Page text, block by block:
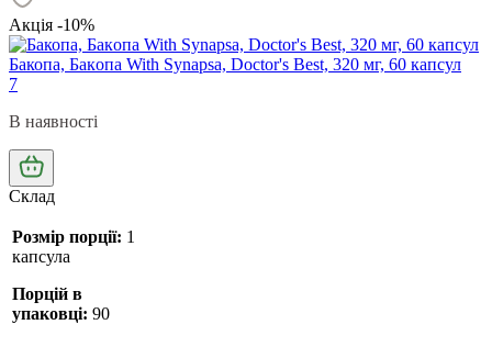
Акція -10%
Бакопа, Бaкoпa With Synapsa, Doctor's Best, 320 мг, 60 капсул
7
В наявності
Склад
Розмір порції: 1
капсула
Порцій в
упаковці: 90